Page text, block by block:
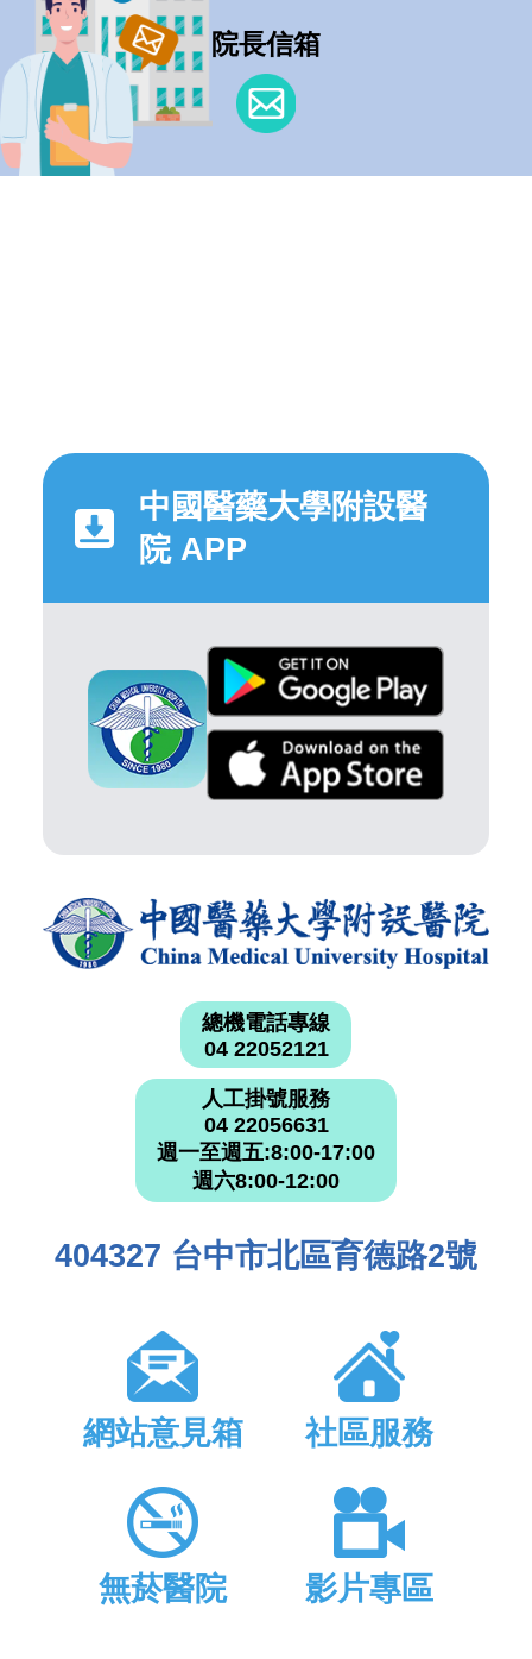
院長信箱
中國醫藥大學附設醫
院 APP
總機電話專線
04 22052121
人工掛號服務
04 22056631
週一至週五:8:00-17:00
週六8:00-12:00
404327 台中市北區育德路2號
網站意見箱 社區服務
無菸醫院 影片專區